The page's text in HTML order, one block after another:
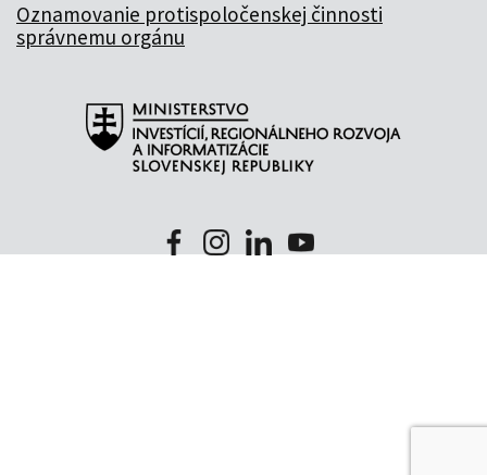
Oznamovanie protispoločenskej činnosti
správnemu orgánu